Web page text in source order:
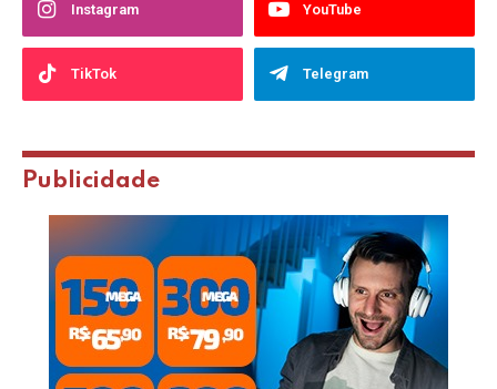
Instagram YouTube
TikTok Telegram
Publicidade